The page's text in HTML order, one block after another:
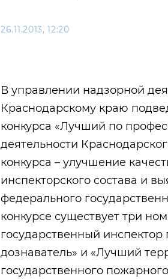
26.11.2013, 12:20
В управлении надзорной
Краснодарскому краю
конкурса «Лучший по
деятельности
конкурса – улучшение
инспекторского состава и
федерального
конкурсе существует три
государственный
дознаватель» и «Лучший
государственного